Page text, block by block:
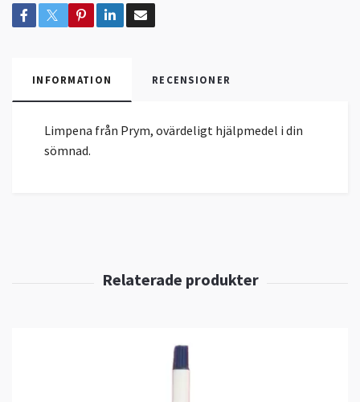
INFORMATION RECENSIONER
Limpena från Prym, ovärdeligt hjälpmedel i din
sömnad.